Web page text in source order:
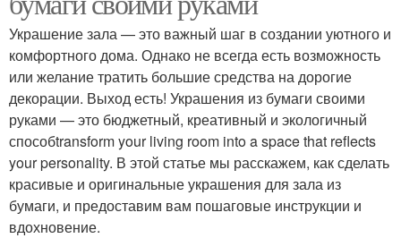
Украшение зала — это важный шаг в создании уютного и
комфортного дома. Однако не всегда есть возможность
или желание тратить большие средства на дорогие
декорации. Выход есть! Украшения из бумаги своими
руками — это бюджетный, креативный и экологичный
способtransform your living room into a space that reflects
your personality. В этой статье мы расскажем, как сделать
красивые и оригинальные украшения для зала из
бумаги, и предоставим вам пошаговые инструкции и
вдохновение.